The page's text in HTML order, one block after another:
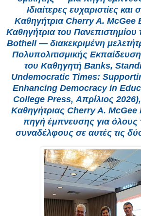
Ιδιαίτερες ευχαριστίες και
Καθηγήτρια Cherry A. McGee
Καθηγήτρια του Πανεπιστημίου
Bothell — διακεκριμένη
Πολυπολιτισμικής
του Καθηγητή Banks,
Undemocratic Times:
Enhancing Democracy in
College Press, Απρίλιος
Καθηγήτριας Cherry A. McGee
πηγή έμπνευσης για όλους
συναδέλφους σε αυτές τις